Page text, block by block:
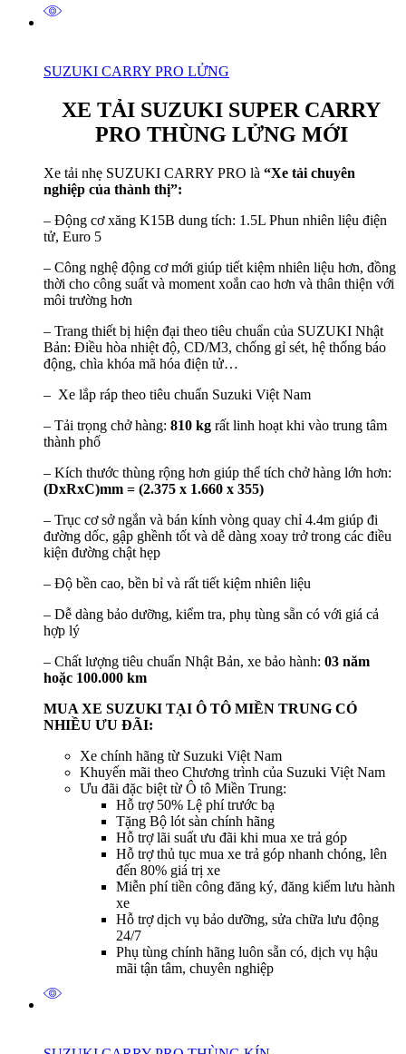
SUZUKI CARRY PRO LỬNG
XE TẢI SUZUKI SUPER CARRY
PRO THÙNG LỬNG MỚI
Xe tải nhẹ SUZUKI CARRY PRO là “Xe tải chuyên
nghiệp của thành thị”:
– Động cơ xăng K15B dung tích: 1.5L Phun nhiên liệu điện
tử, Euro 5
– Công nghệ động cơ mới giúp tiết kiệm nhiên liệu hơn, đồng
thời cho công suất và moment xoắn cao hơn và thân thiện với
môi trường hơn
– Trang thiết bị hiện đại theo tiêu chuẩn của SUZUKI Nhật
Bản: Điều hòa nhiệt độ, CD/M3, chống gỉ sét, hệ thống báo
động, chìa khóa mã hóa điện tử…
– Xe lắp ráp theo tiêu chuẩn Suzuki Việt Nam
– Tải trọng chở hàng: 810 kg rất linh hoạt khi vào trung tâm
thành phố
– Kích thước thùng rộng hơn giúp thể tích chở hàng lớn hơn:
(DxRxC)mm = (2.375 x 1.660 x 355)
– Trục cơ sở ngắn và bán kính vòng quay chỉ 4.4m giúp đi
đường dốc, gập ghềnh tốt và dễ dàng xoay trở trong các điều
kiện đường chật hẹp
– Độ bền cao, bền bỉ và rất tiết kiệm nhiên liệu
– Dễ dàng bảo dưỡng, kiểm tra, phụ tùng sẵn có với giá cả
hợp lý
– Chất lượng tiêu chuẩn Nhật Bản, xe bảo hành: 03 năm
hoặc 100.000 km
MUA XE SUZUKI TẠI Ô TÔ MIỀN TRUNG CÓ
NHIỀU ƯU ĐÃI:
Xe chính hãng từ Suzuki Việt Nam
Khuyến mãi theo Chương trình của Suzuki Việt Nam
Ưu đãi đặc biệt từ Ô tô Miền Trung:
Hỗ trợ 50% Lệ phí trước bạ
Tặng Bộ lót sàn chính hãng
Hỗ trợ lãi suất ưu đãi khi mua xe trả góp
Hỗ trợ thủ tục mua xe trả góp nhanh chóng, lên
đến 80% giá trị xe
Miễn phí tiền công đăng ký, đăng kiểm lưu hành
xe
Hỗ trợ dịch vụ bảo dưỡng, sửa chữa lưu động
24/7
Phụ tùng chính hãng luôn sẵn có, dịch vụ hậu
mãi tận tâm, chuyên nghiệp